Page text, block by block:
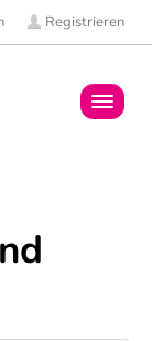
Registrieren